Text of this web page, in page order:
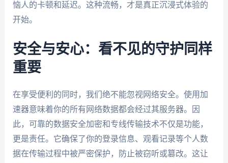
恼人的卡顿和延迟。这种流畅，才是真正沉浸式体验的
开始。
安全与安心：看不见的守护同样
重要
在享受便利的同时，我们绝不能忽视网络安全。使用加
速器意味着你的所有网络数据都会经过其服务器。因
此，可靠的数据安全加密和专线传输技术不仅是功能，
更是责任。它确保了你的登录信息、观看记录等个人数
据在传输过程中被严密保护，防止被窃听或篡改。这让